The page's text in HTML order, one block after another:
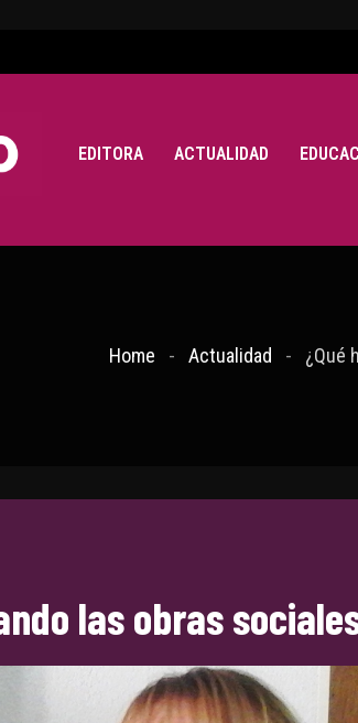
EDITORA ACTUALIDAD
Home Actualidad ¿Qué
las obras